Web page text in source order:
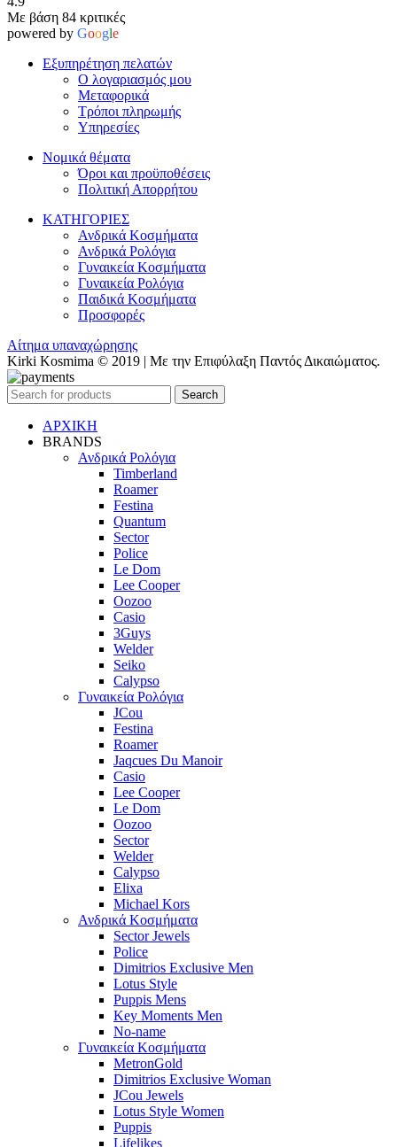
Με βάση 84 κριτικές
powered by Google
Εξυπηρέτηση πελατών
Ο λογαριασμός μου
Μεταφορικά
Τρόποι πληρωμής
Υπηρεσίες
Νομικά θέματα
Όροι και προϋποθέσεις
Πολιτική Απορρήτου
ΚΑΤΗΓΟΡΙΕΣ
Ανδρικά Κοσμήματα
Ανδρικά Ρολόγια
Γυναικεία Κοσμήματα
Γυναικεία Ρολόγια
Παιδικά Κοσμήματα
Προσφορές
Αίτημα υπαναχώρησης
Kirki Kosmima © 2019 | Με την Επιφύλαξη Παντός Δικαιώματος.
Search
ΑΡΧΙΚΗ
BRANDS
Ανδρικά Ρολόγια
Timberland
Roamer
Festina
Quantum
Sector
Police
Le Dom
Lee Cooper
Oozoo
Casio
3Guys
Welder
Seiko
Calypso
Γυναικεία Ρολόγια
JCou
Festina
Roamer
Jaqcues Du Manoir
Casio
Lee Cooper
Le Dom
Oozoo
Sector
Welder
Calypso
Elixa
Michael Kors
Ανδρικά Κοσμήματα
Sector Jewels
Police
Dimitrios Exclusive Men
Lotus Style
Puppis Mens
Key Moments Men
No-name
Γυναικεία Κοσμήματα
MetronGold
Dimitrios Exclusive Woman
JCou Jewels
Lotus Style Women
Puppis
Lifelikes